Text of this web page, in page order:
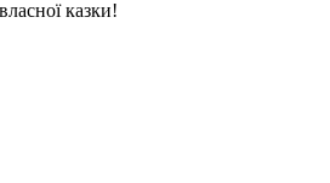
казки!